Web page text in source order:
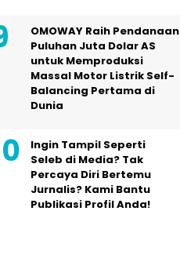
OMOWAY Raih Pendanaan
Puluhan Juta Dolar AS
untuk Memproduksi
Massal Motor Listrik Self-
Balancing Pertama di
Dunia
Ingin Tampil Seperti
Seleb di Media? Tak
Percaya Diri Bertemu
Jurnalis? Kami Bantu
Publikasi Profil Anda!